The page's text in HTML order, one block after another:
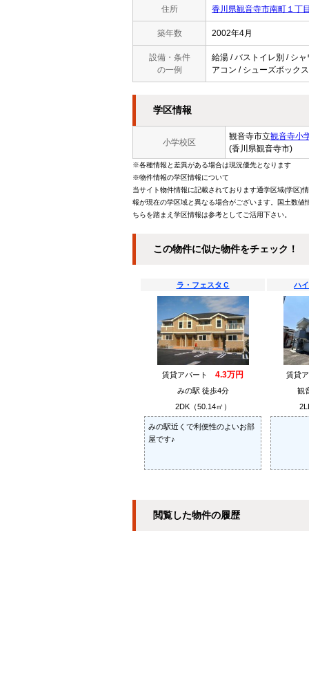
住所 香川県観音寺市南町１丁目
築年数 2002年4月
設備・条件
の一例
給湯 / バストイレ別 / シ
アコン / シューズボック
学区情報
小学校区
観音寺市立観音寺小
(香川県観音寺市)
※各種情報と差異がある場合は現況優先となります
※物件情報の学区情報について
当サイト物件情報に記載されております通学区域(学区)
報が現在の学区域と異なる場合がございます。国土数
ちらを踏まえ学区情報は参考としてご活用下さい。
この物件に似た物件をチェック！
ラ・フェスタＣ
賃貸アパート 4.3万円
みの駅 徒歩4分
2DK（50.14㎡）
みの駅近くで利便性のよいお部
屋です♪
ハ
賃貸
観
閲覧した物件の履歴